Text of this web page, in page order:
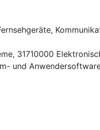
, 31710000
und